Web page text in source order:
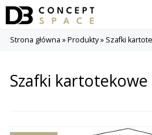
Strona główna »Produkty» Szafki
Szafki kartotekowe